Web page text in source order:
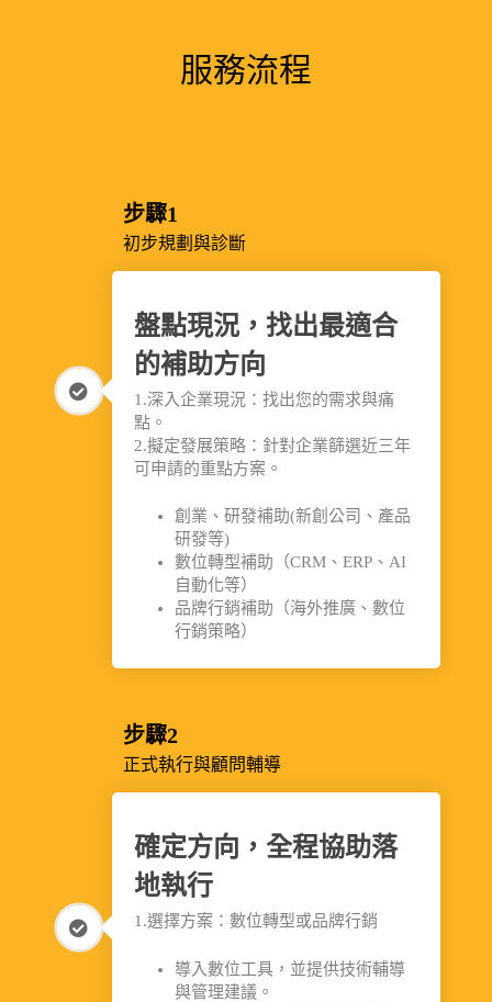
服務流程
步驟1
初步規劃與診斷
盤點現況，找出最適合
的補助方向
1.深入企業現況：找出您的需求與痛
點。
2.擬定發展策略：針對企業篩選近三年
可申請的重點方案。
創業、研發補助(新創公司、產品
研發等)
數位轉型補助（CRM、ERP、AI
自動化等）
品牌行銷補助（海外推廣、數位
行銷策略）
步驟2
正式執行與顧問輔導
確定方向，全程協助落
地執行
1.選擇方案：數位轉型或品牌行銷
導入數位工具，並提供技術輔導
與管理建議。